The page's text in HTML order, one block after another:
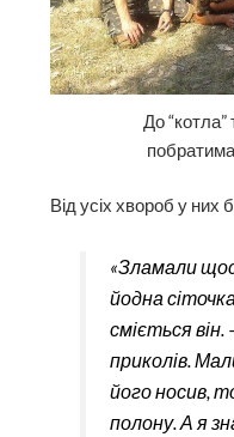
До “котла”
Від усіх хвороб у них
«Зламали
йодна
сміється він.
приколів.
його носив,
полону. А я